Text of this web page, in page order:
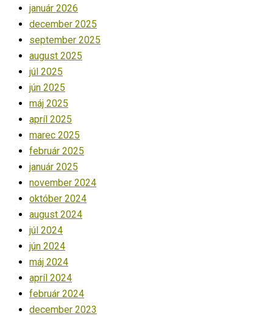
január 2026
december 2025
september 2025
august 2025
júl 2025
jún 2025
máj 2025
apríl 2025
marec 2025
február 2025
január 2025
november 2024
október 2024
august 2024
júl 2024
jún 2024
máj 2024
apríl 2024
február 2024
december 2023